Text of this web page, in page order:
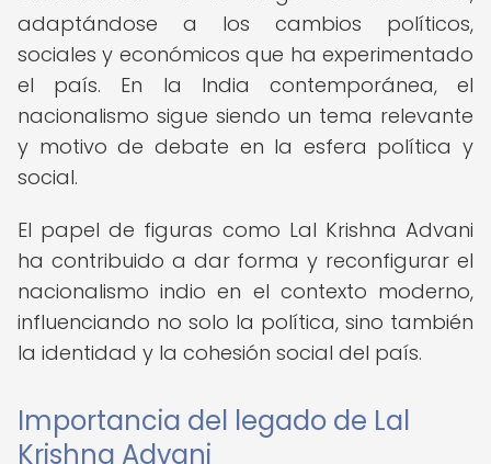
adaptándose a los cambios políticos,
sociales y económicos que ha experimentado
el país. En la India contemporánea, el
nacionalismo sigue siendo un tema relevante
y motivo de debate en la esfera política y
social.
El papel de figuras como Lal Krishna Advani
ha contribuido a dar forma y reconfigurar el
nacionalismo indio en el contexto moderno,
influenciando no solo la política, sino también
la identidad y la cohesión social del país.
Importancia del legado de Lal
Krishna Advani